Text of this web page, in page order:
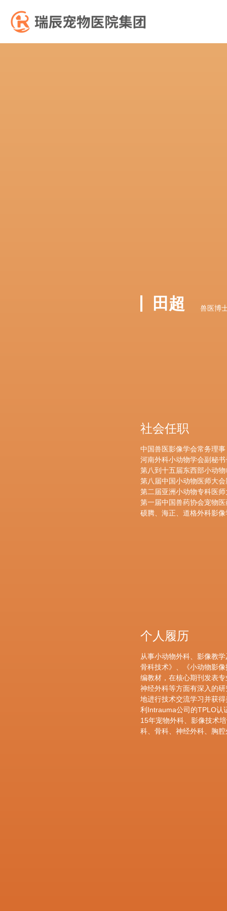
田超 兽医博
社会任职
中国兽医影像学会常务理事
河南外科小动物学会副秘书
第八到十五届东西部小动
第八届中国小动物医师大
第二届亚洲小动物专科医
第一届中国兽药协会宠物
硕腾、海正、道格外科影
个人履历
从事小动物外科、影像教
骨科技术》、《小动物影
编教材，在核心期刊发表
神经外科等方面有深入的
地进行技术交流学习并获
利Intrauma公司的TPLO认
15年宠物外科、影像技术
科、骨科、神经外科、胸